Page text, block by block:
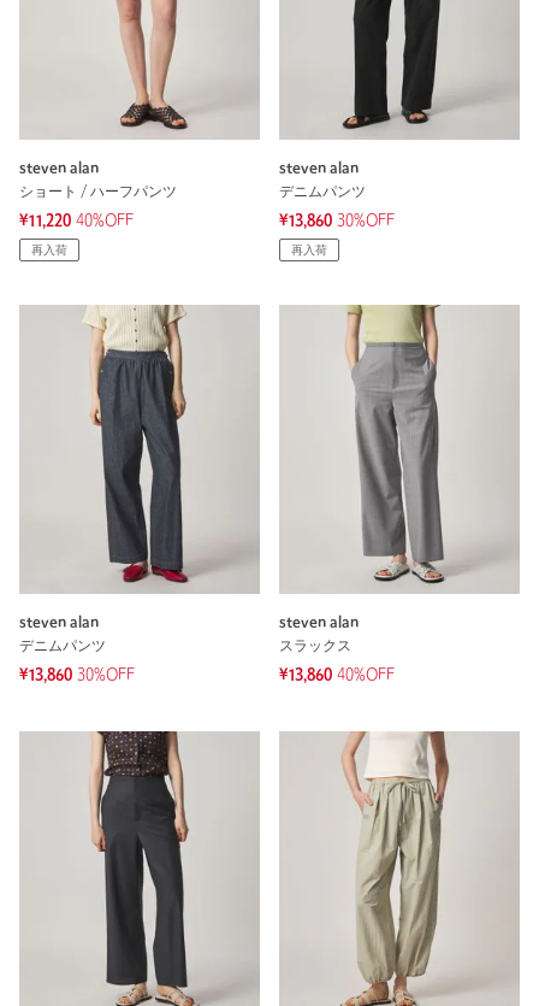
steven alan
ショート / ハーフパンツ
¥11,220 40%OFF
再入荷
steven alan
デニムパンツ
¥13,860 30%OFF
再入荷
steven alan
デニムパンツ
¥13,860 30%OFF
steven alan
スラックス
¥13,860 40%OFF